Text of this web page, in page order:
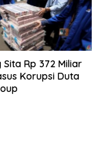
Rp 372 Miliar
Korupsi Duta